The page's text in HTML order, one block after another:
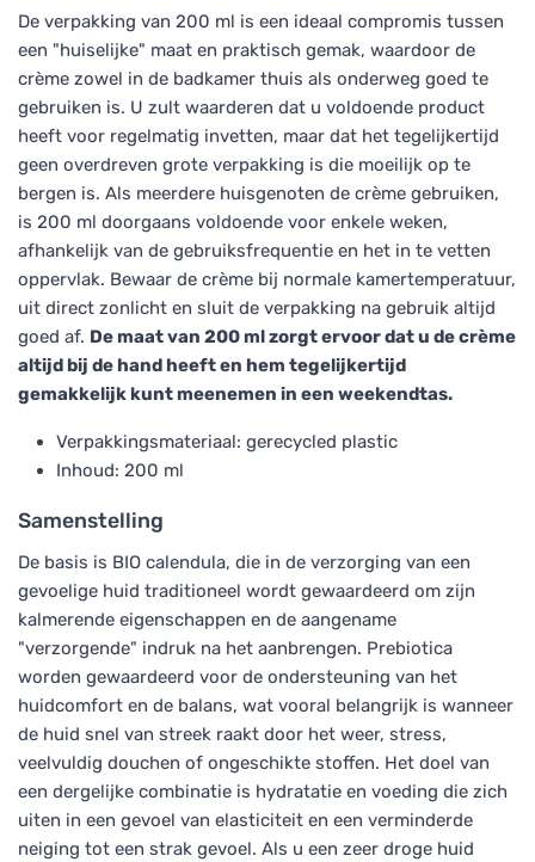
De verpakking van 200 ml is een ideaal compromis tussen
een "huiselijke" maat en praktisch gemak, waardoor de
crème zowel in de badkamer thuis als onderweg goed te
gebruiken is. U zult waarderen dat u voldoende product
heeft voor regelmatig invetten, maar dat het tegelijkertijd
geen overdreven grote verpakking is die moeilijk op te
bergen is. Als meerdere huisgenoten de crème gebruiken,
is 200 ml doorgaans voldoende voor enkele weken,
afhankelijk van de gebruiksfrequentie en het in te vetten
oppervlak. Bewaar de crème bij normale kamertemperatuur,
uit direct zonlicht en sluit de verpakking na gebruik altijd
goed af. De maat van 200 ml zorgt ervoor dat u de crème
altijd bij de hand heeft en hem tegelijkertijd
gemakkelijk kunt meenemen in een weekendtas.
Verpakkingsmateriaal: gerecycled plastic
Inhoud: 200 ml
Samenstelling
De basis is BIO calendula, die in de verzorging van een
gevoelige huid traditioneel wordt gewaardeerd om zijn
kalmerende eigenschappen en de aangename
"verzorgende" indruk na het aanbrengen. Prebiotica
worden gewaardeerd voor de ondersteuning van het
huidcomfort en de balans, wat vooral belangrijk is wanneer
de huid snel van streek raakt door het weer, stress,
veelvuldig douchen of ongeschikte stoffen. Het doel van
een dergelijke combinatie is hydratatie en voeding die zich
uiten in een gevoel van elasticiteit en een verminderde
neiging tot een strak gevoel. Als u een zeer droge huid